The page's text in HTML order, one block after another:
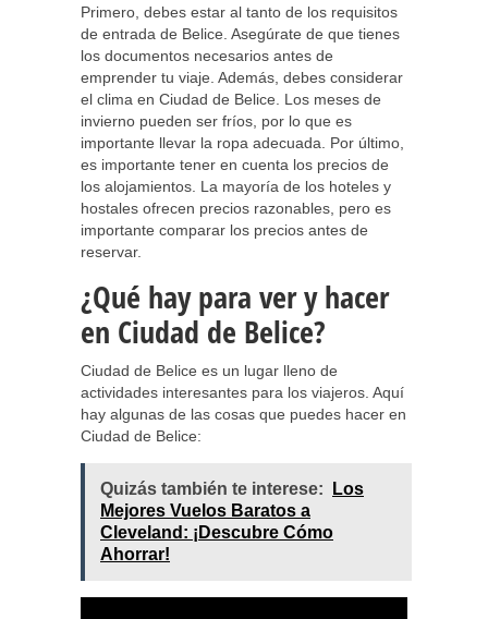
Primero, debes estar al tanto de los requisitos
de entrada de Belice. Asegúrate de que tienes
los documentos necesarios antes de
emprender tu viaje. Además, debes considerar
el clima en Ciudad de Belice. Los meses de
invierno pueden ser fríos, por lo que es
importante llevar la ropa adecuada. Por último,
es importante tener en cuenta los precios de
los alojamientos. La mayoría de los hoteles y
hostales ofrecen precios razonables, pero es
importante comparar los precios antes de
reservar.
¿Qué hay para ver y hacer
en Ciudad de Belice?
Ciudad de Belice es un lugar lleno de
actividades interesantes para los viajeros. Aquí
hay algunas de las cosas que puedes hacer en
Ciudad de Belice:
Quizás también te interese:
Los
Mejores Vuelos Baratos a
Cleveland: ¡Descubre Cómo
Ahorrar!